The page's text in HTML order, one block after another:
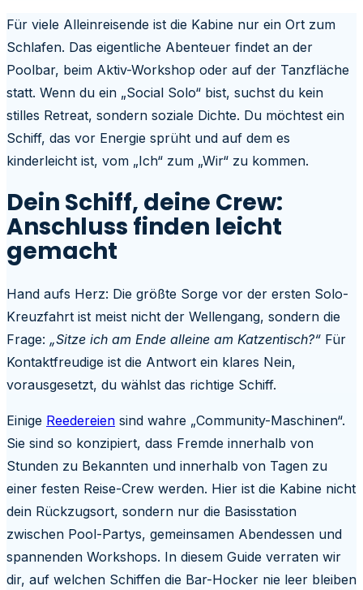
Für viele Alleinreisende ist die Kabine nur ein Ort zum
Schlafen. Das eigentliche Abenteuer findet an der
Poolbar, beim Aktiv-Workshop oder auf der Tanzfläche
statt. Wenn du ein „Social Solo“ bist, suchst du kein
stilles Retreat, sondern soziale Dichte. Du möchtest ein
Schiff, das vor Energie sprüht und auf dem es
kinderleicht ist, vom „Ich“ zum „Wir“ zu kommen.
Dein Schiff, deine Crew:
Anschluss finden leicht
gemacht
Hand aufs Herz: Die größte Sorge vor der ersten Solo-
Kreuzfahrt ist meist nicht der Wellengang, sondern die
Frage: „Sitze ich am Ende alleine am Katzentisch?“ Für
Kontaktfreudige ist die Antwort ein klares Nein,
vorausgesetzt, du wählst das richtige Schiff.
Einige Reedereien sind wahre „Community-Maschinen“.
Sie sind so konzipiert, dass Fremde innerhalb von
Stunden zu Bekannten und innerhalb von Tagen zu
einer festen Reise-Crew werden. Hier ist die Kabine nicht
dein Rückzugsort, sondern nur die Basisstation
zwischen Pool-Partys, gemeinsamen Abendessen und
spannenden Workshops. In diesem Guide verraten wir
dir, auf welchen Schiffen die Bar-Hocker nie leer bleiben